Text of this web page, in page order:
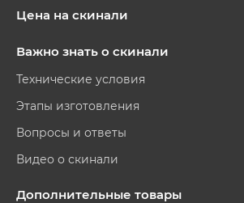
Цена на скинали
Важно знать о скинали
Технические условия
Этапы изготовления
Вопросы и ответы
Видео о скинали
Дополнительные товары